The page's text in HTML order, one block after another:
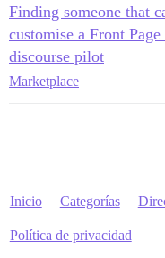
Finding someone that
customise a Front
discourse pilot
Marketplace
Inicio Categorías
Política de privacidad